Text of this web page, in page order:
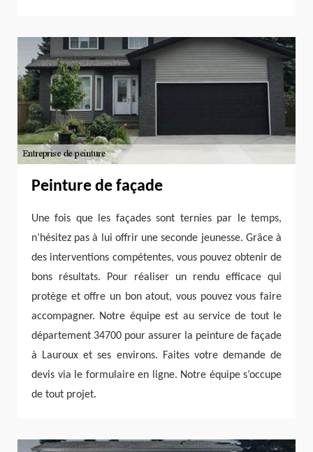
Peinture de façade
Une fois que les façades sont ternies par le temps,
n’hésitez pas à lui offrir une seconde jeunesse. Grâce à
des interventions compétentes, vous pouvez obtenir de
bons résultats. Pour réaliser un rendu efficace qui
protège et offre un bon atout, vous pouvez vous faire
accompagner. Notre équipe est au service de tout le
département 34700 pour assurer la peinture de façade
à Lauroux et ses environs. Faites votre demande de
devis via le formulaire en ligne. Notre équipe s’occupe
de tout projet.